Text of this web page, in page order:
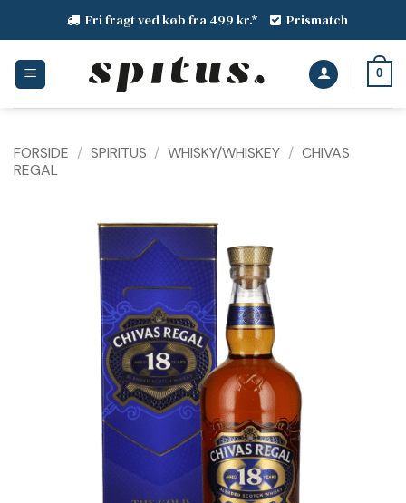
indhold
Fri fragt ved køb fra 499 kr.* Prismatch
0
FORSIDE / SPIRITUS / WHISKY/WHISKEY / CHIVAS
REGAL